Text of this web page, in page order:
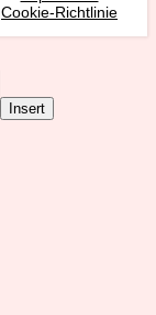
Cookie-Richtlinie
Insert